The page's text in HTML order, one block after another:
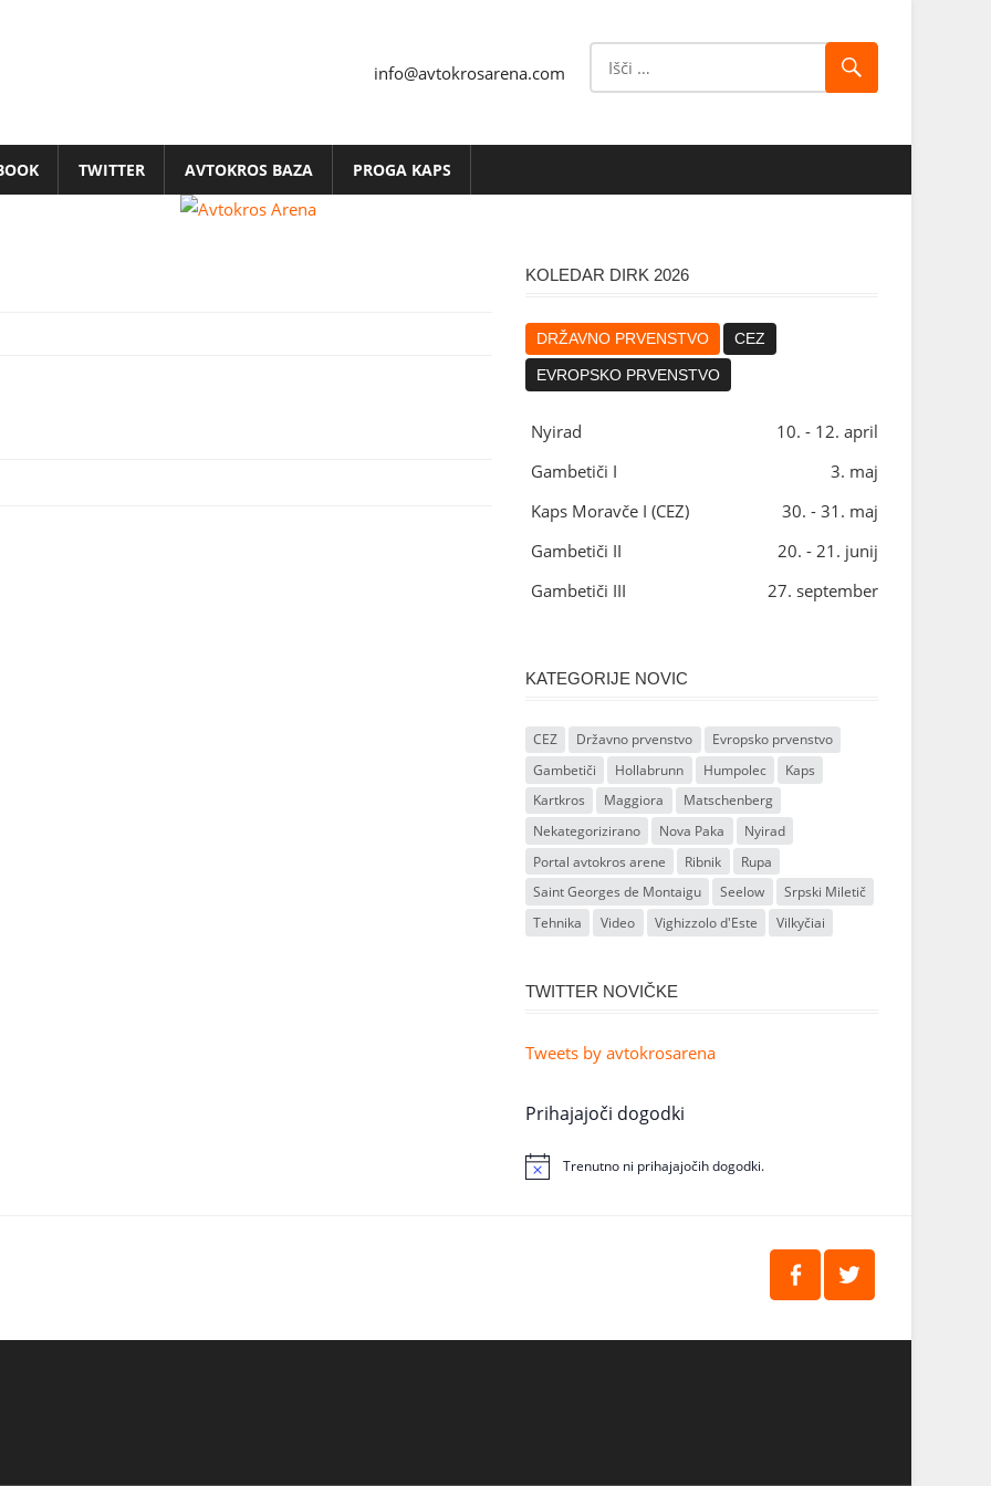
info@avtokrosarena.com
TWITTER AVTOKROS BAZA PROGA KAPS
KOLEDAR DIRK 2026
DRŽAVNO PRVENSTVO CEZ
EVROPSKO PRVENSTVO
Nyirad
10. - 12. april
Gambetiči I
3. maj
Kaps Moravče I (CEZ)
30. - 31. maj
Gambetiči II
20. - 21. junij
Gambetiči III
27. september
KATEGORIJE NOVIC
CEZ Državno prvenstvo
Evropsko prvenstvo
Gambetiči
Hollabrunn Humpolec
Kaps
Kartkros
Maggiora
Matschenberg
Nekategorizirano
Nova Paka
Nyirad
Portal avtokros arene
Ribnik
Rupa
Saint Georges de Montaigu
Seelow
Srpski Miletič
Tehnika
Video Vighizzolo d'Este Vilkyčiai
TWITTER NOVIČKE
Tweets by avtokrosarena
Prihajajoči dogodki
Trenutno ni prihajajočih dogodki.